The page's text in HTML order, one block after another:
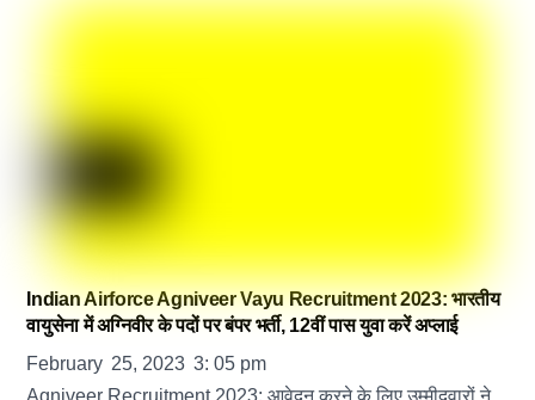
Indian Airforce Agniveer Vayu Recruitment 2023: भारतीय
वायुसेना में अग्निवीर के पदों पर बंपर भर्ती, 12वीं पास युवा करें अप्लाई
February 25, 2023 3:05 pm
Agniveer Recruitment 2023: आवेदन करने के लिए उम्मीदवारों ने